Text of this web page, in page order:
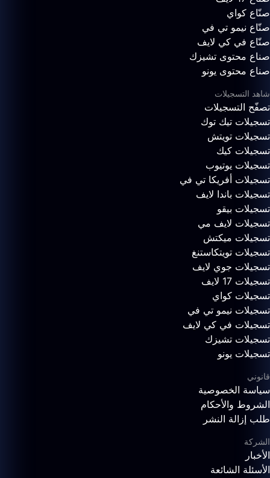
صنّاع كواي
صنّاع نيمو تي في
صنّاع في كي لايف
صناع محتوى تشيزك
صناع محتوى يونو
شاهد التسجيلات
تصفّح التسجيلات
تسجيلات تيك توك
تسجيلات تويتش
تسجيلات كيك
تسجيلات يوتيوب
تسجيلات أفريكا تي في
تسجيلات باندا لايف
تسجيلات بيقو
تسجيلات لايف مي
تسجيلات ميكتش
تسجيلات تويتكاستنغ
تسجيلات جوي لايف
تسجيلات 17 لايف
تسجيلات كواي
تسجيلات نيمو تي في
تسجيلات في كي لايف
تسجيلات تشيزك
تسجيلات يونو
قانوني
سياسة الخصوصية
الشروط والأحكام
طلب إزالة النشر
الشركة
الأخبار
الأسئلة الشائعة